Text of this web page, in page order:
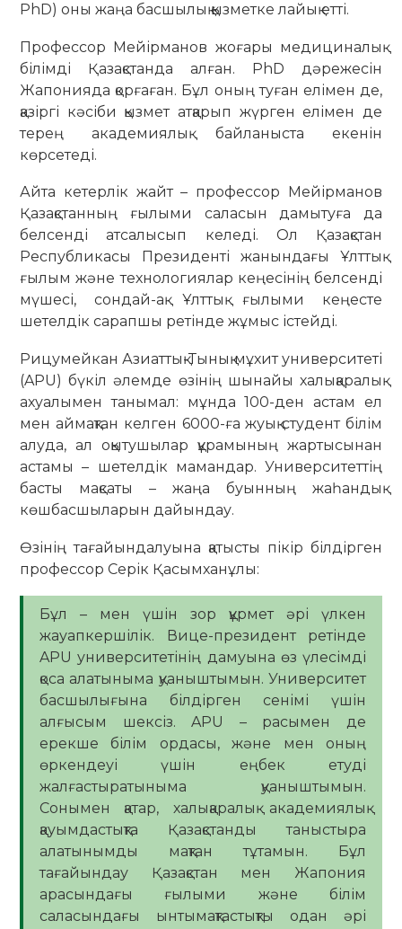
PhD) оны жаңа басшылық қызметке лайық етті.
Профессор Мейірманов жоғары медициналық
білімді Қазақстанда алған. PhD дәрежесін
Жапонияда қорғаған. Бұл оның туған елімен де,
қазіргі кәсіби қызмет атқарып жүрген елімен де
терең академиялық байланыста екенін
көрсетеді.
Айта кетерлік жайт – профессор Мейірманов
Қазақстанның ғылыми саласын дамытуға да
белсенді атсалысып келеді. Ол Қазақстан
Республикасы Президенті жанындағы Ұлттық
ғылым және технологиялар кеңесінің белсенді
мүшесі, сондай-ақ Ұлттық ғылыми кеңесте
шетелдік сарапшы ретінде жұмыс істейді.
Рицумейкан Азиаттық-Тынық мұхит университеті
(APU) бүкіл әлемде өзінің шынайы халықаралық
ахуалымен танымал: мұнда 100-ден астам ел
мен аймақтан келген 6000-ға жуық студент білім
алуда, ал оқытушылар құрамының жартысынан
астамы – шетелдік мамандар. Университеттің
басты мақсаты – жаңа буынның жаһандық
көшбасшыларын дайындау.
Өзінің тағайындалуына қатысты пікір білдірген
профессор Серік Қасымханұлы:
Бұл – мен үшін зор құрмет әрі үлкен
жауапкершілік. Вице-президент ретінде
APU университетінің дамуына өз үлесімді
қоса алатыныма қуаныштымын. Университет
басшылығына білдірген сенімі үшін
алғысым шексіз. APU – расымен де
ерекше білім ордасы, және мен оның
өркендеуі үшін еңбек етуді
жалғастыратыныма қуаныштымын.
Сонымен қатар, халықаралық академиялық
қауымдастықта Қазақстанды таныстыра
алатынымды мақтан тұтамын. Бұл
тағайындау Қазақстан мен Жапония
арасындағы ғылыми және білім
саласындағы ынтымақтастықты одан әрі